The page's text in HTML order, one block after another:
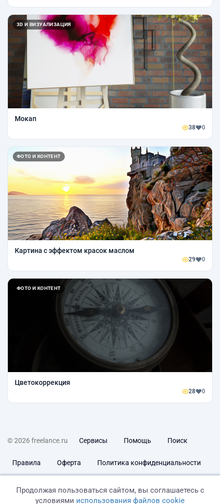
3D И ВИЗУАЛИЗАЦИЯ
Мокап
38 0
ФОТО И КОНТЕНТ
Картина с эффектом красок маслом
29 0
ФОТО И КОНТЕНТ
Цветокоррекция
28 0
© 2026 freelance.ru Сервисы Помощь Поиск
Правила Оферта Политика конфиденциальности
Продолжая пользоваться сайтом, вы соглашаетесь с
условиями использования файлов cookie